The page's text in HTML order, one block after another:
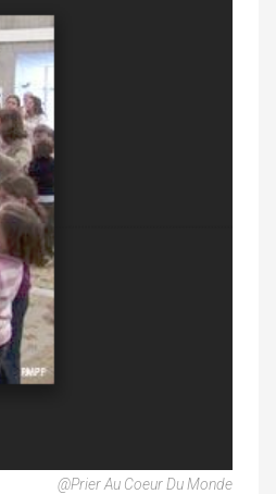
@Prier Au Coeur Du Monde